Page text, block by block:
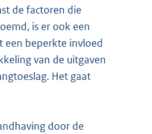
de factoren die
is er ook een
een beperkte invloed
van de uitgaven
Het gaat
door de